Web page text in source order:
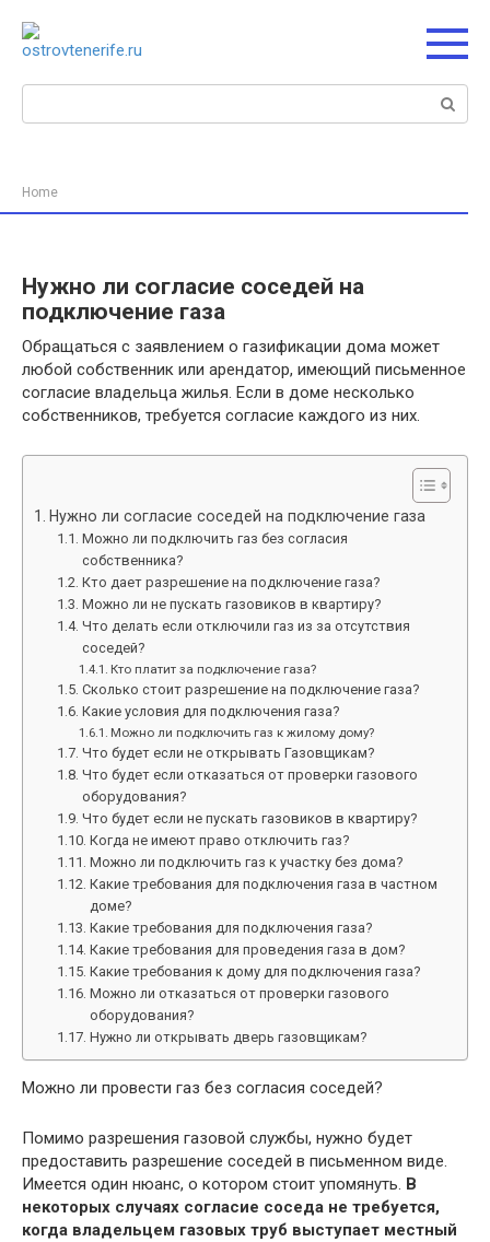
контенту
Поиск:
Home
Нужно ли согласие соседей на
подключение газа
Обращаться с заявлением о газификации дома может
любой собственник или арендатор, имеющий письменное
согласие владельца жилья. Если в доме несколько
собственников, требуется согласие каждого из них.
Нужно ли согласие соседей на подключение газа
Можно ли подключить газ без согласия
собственника?
Кто дает разрешение на подключение газа?
Можно ли не пускать газовиков в квартиру?
Что делать если отключили газ из за отсутствия
соседей?
Кто платит за подключение газа?
Сколько стоит разрешение на подключение газа?
Какие условия для подключения газа?
Можно ли подключить газ к жилому дому?
Что будет если не открывать Газовщикам?
Что будет если отказаться от проверки газового
оборудования?
Что будет если не пускать газовиков в квартиру?
Когда не имеют право отключить газ?
Можно ли подключить газ к участку без дома?
Какие требования для подключения газа в частном
доме?
Какие требования для подключения газа?
Какие требования для проведения газа в дом?
Какие требования к дому для подключения газа?
Можно ли отказаться от проверки газового
оборудования?
Нужно ли открывать дверь газовщикам?
Можно ли провести газ без согласия соседей?
Помимо разрешения газовой службы, нужно будет
предоставить разрешение соседей в письменном виде.
Имеется один нюанс, о котором стоит упомянуть. В
некоторых случаях согласие соседа не требуется,
когда владельцем газовых труб выступает местный